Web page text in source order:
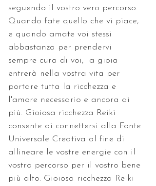
seguendo il vostro vero percorso.
Quando fate quello che vi piace,
e quando amate voi stessi
abbastanza per prendervi
sempre cura di voi, la gioia
entrerà nella vostra vita per
portare tutta la ricchezza e
l'amore necessario e ancora di
più. Gioiosa ricchezza Reiki
consente di connettersi alla Fonte
Universale Creativa al fine di
allineare le vostre energie con il
vostro percorso per il vostro bene
più alto. Gioiosa ricchezza Reiki